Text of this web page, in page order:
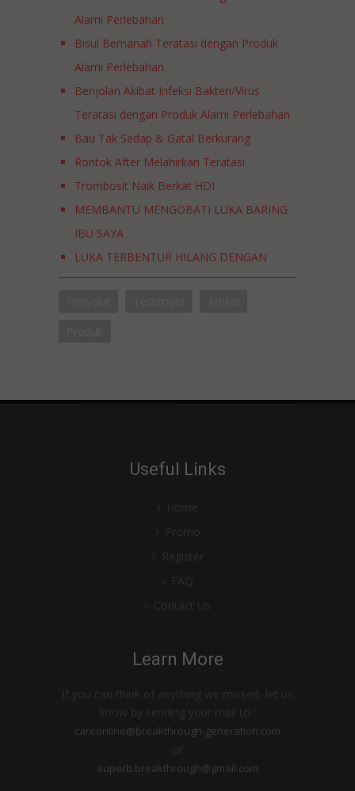
Alami Perlebahan
Bisul Bernanah Teratasi dengan Produk
Alami Perlebahan
Benjolan Akibat Infeksi Bakteri/Virus
Teratasi dengan Produk Alami Perlebahan
Bau Tak Sedap & Gatal Berkurang
Rontok After Melahirkan Teratasi
Trombosit Naik Berkat HDI
MEMBANTU MENGOBATI LUKA BARING
IBU SAYA
LUKA TERBENTUR HILANG DENGAN
BANTUAN PRODUK PERLEBAHAN? BISA!
FACIAL WASH GEL
PASUTRI WAJIB COBA PRODUK INI!
SAYA TETAP SEHAT
PRODUK HDI MEMBANTU KESUBURAN
Useful Links
Contact Us
Learn More
careonline@breakthrough-generation.com
superb.breakthrough@gmail.com